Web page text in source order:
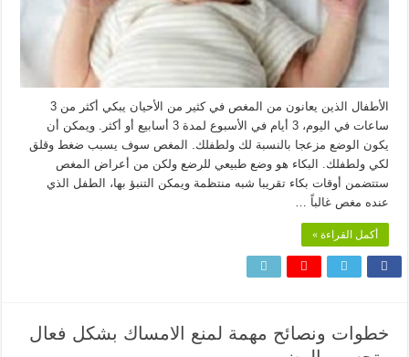
الأطفال الذين يعانون من المغص في كثير من الأحيان يبكي أكثر من 3
ساعات في اليوم، 3 أيام في الأسبوع لمدة 3 أسابيع أو أكثر. ويمكن أن
يكون الوضع مزعجا بالنسبة لك ولطفلك. المغص سوف يسبب ضغط وقلق
لكي ولطفلك. البكاء هو وضع طبيعي للرضع ولكن من أعراض المغص
ستتضمن أوقات بكاء تقريبا شبه منتظمة ويمكن التنبؤ بها، الطفل الذي
عنده مغص غالباً …
أكمل القراءة »
خطوات ونصائح مهمة لمنع الامساك بشكل فعال